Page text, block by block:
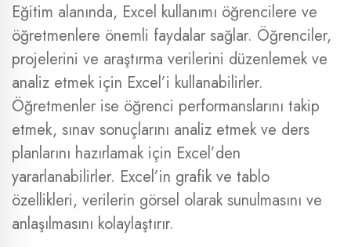
Eğitim alanında, Excel kullanımı öğrencilere ve
öğretmenlere önemli faydalar sağlar. Öğrenciler,
projelerini ve araştırma verilerini düzenlemek ve
analiz etmek için Excel’i kullanabilirler.
Öğretmenler ise öğrenci performanslarını takip
etmek, sınav sonuçlarını analiz etmek ve ders
planlarını hazırlamak için Excel’den
yararlanabilirler. Excel’in grafik ve tablo
özellikleri, verilerin görsel olarak sunulmasını ve
anlaşılmasını kolaylaştırır.